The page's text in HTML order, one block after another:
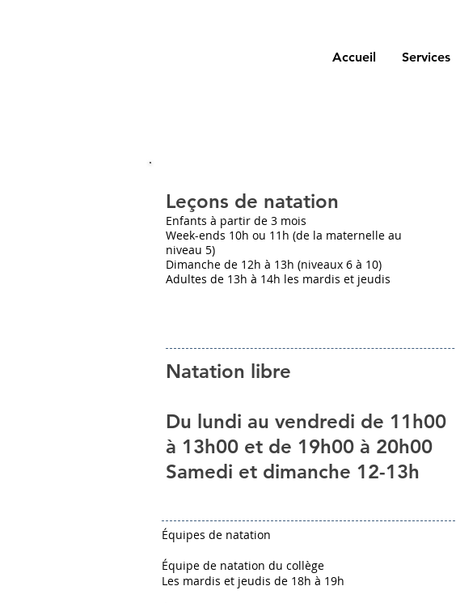
Accueil Services
Leçons de natation
Enfants à partir de 3 mois
Week-ends 10h ou 11h (de la maternelle au
niveau 5)
Dimanche de 12h à 13h (niveaux 6 à 10)
Adultes de 13h à 14h les mardis et jeudis
Natation libre
Du lundi au vendredi de 11h00
à 13h00 et de 19h00 à 20h00
Samedi et dimanche 12-13h
Équipes de natation
Équipe de natation du collège
Les mardis et jeudis de 18h à 19h